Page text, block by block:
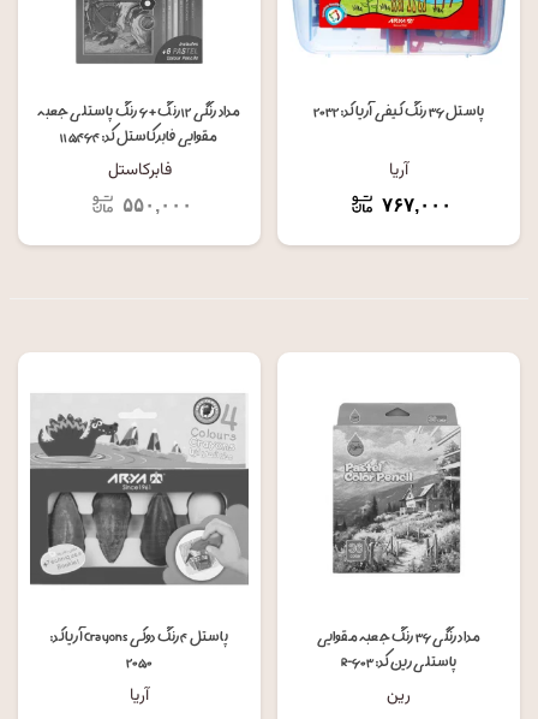
پاستل ۳۶ رنگ کیفی آریا کد: ۲۰۳۲
آریا
۷۶۷,۰۰۰
مداد رنگی ۱۲ رنگ + ۶ رنگ پاستلی جعبه
مقوایی فابرکاستل کد: ۱۱۵۴۶۴
فابرکاستل
۵۵۰,۰۰۰
مداد رنگی ۳۶ رنگ جعبه مقوایی
پاستلی رین کد: R-۶۰۳
رین
پاستل ۴ رنگ دوکی Crayons آریا کد:
۲۰۵۰
آریا